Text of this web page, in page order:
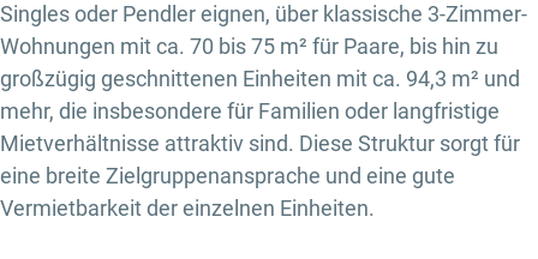
Singles oder Pendler eignen, über klassische 3-Zimmer-
Wohnungen mit ca. 70 bis 75 m² für Paare, bis hin zu
großzügig geschnittenen Einheiten mit ca. 94,3 m² und
mehr, die insbesondere für Familien oder langfristige
Mietverhältnisse attraktiv sind. Diese Struktur sorgt für
eine breite Zielgruppenansprache und eine gute
Vermietbarkeit der einzelnen Einheiten.